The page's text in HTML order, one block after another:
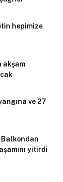
hepimize
akşam
ve 27
Balkondan
yitirdi